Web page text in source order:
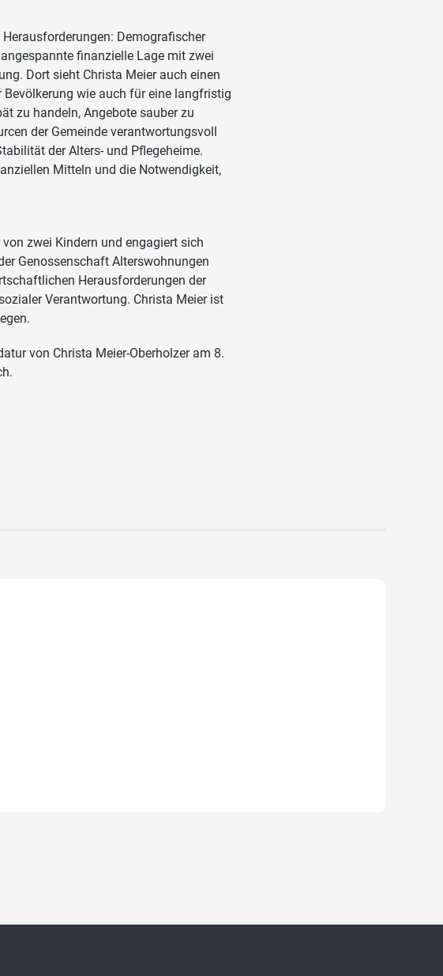
Demografischer
finanzielle Lage mit zwei
Dort sieht Christa Meier auch einen
wie auch für eine langfristig
zu handeln, Angebote sauber zu
der Gemeinde verantwortungsvoll
der Alters- und Pflegeheime.
Mitteln und die Notwendigkeit,
zwei Kindern und engagiert sich
Genossenschaft Alterswohnungen
Herausforderungen der
Verantwortung. Christa Meier ist
von Christa Meier-Oberholzer am 8.